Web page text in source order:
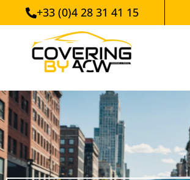
+33 (0)4 28 31 41 15